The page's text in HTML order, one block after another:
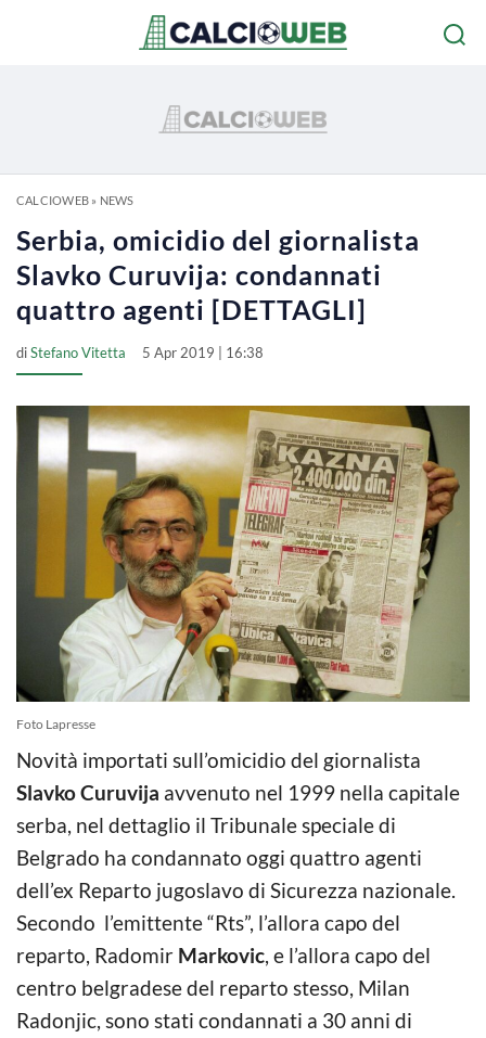
CALCIOWEB» NEWS
Serbia, omicidio del giornalista
Slavko Curuvija: condannati
quattro agenti [DETTAGLI]
diStefano Vitetta 5 Apr 2019 | 16:38
Foto Lapresse
Novità importati sull’omicidio del giornalista
Slavko Curuvija avvenuto nel 1999 nella capitale
serba, nel dettaglio il Tribunale speciale di
Belgrado ha condannato oggi quattro agenti
dell’ex Reparto jugoslavo di Sicurezza nazionale.
Secondo l’emittente “Rts”, l’allora capo del
reparto, Radomir Markovic, e l’allora capo del
centro belgradese del reparto stesso, Milan
Radonjic, sono stati condannati a 30 anni di